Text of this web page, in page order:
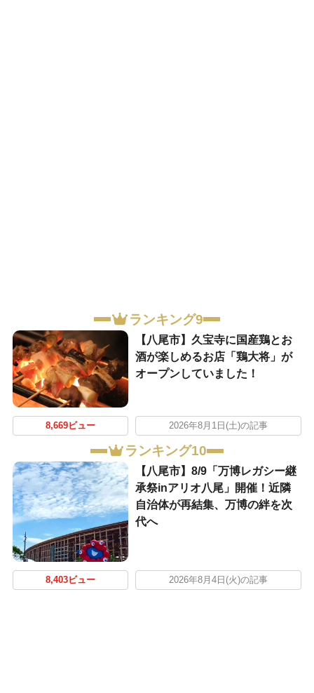
ランキング9
【八尾市】久宝寺に国産鶏とお
酒が楽しめるお店「鶏大将」が
オープンしていました！
8,669ビュー 2026年8月1日(土)の記事
ランキング10
【八尾市】8/9「万博レガシー継
承祭inアリオ八尾」開催！近隣
自治体が再結集、万博の絆を次
代へ
8,403ビュー 2026年8月4日(火)の記事